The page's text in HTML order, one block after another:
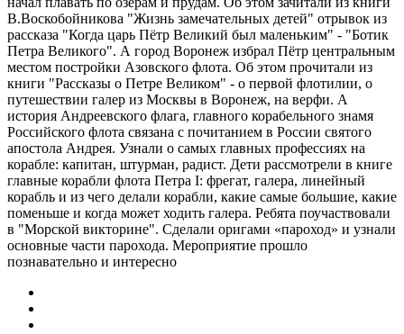
В.Воскобойникова "Жизнь замечательных детей" отрывок из
рассказа "Когда царь Пётр Великий был маленьким" - "Ботик
Петра Великого". А город Воронеж избрал Пётр центральным
местом постройки Азовского флота. Об этом прочитали из
книги "Рассказы о Петре Великом" - о первой флотилии, о
путешествии галер из Москвы в Воронеж, на верфи. А
история Андреевского флага, главного корабельного знамя
Российского флота связана с почитанием в России святого
апостола Андрея. Узнали о самых главных профессиях на
корабле: капитан, штурман, радист. Дети рассмотрели в книге
главные корабли флота Петра I: фрегат, галера, линейный
корабль и из чего делали корабли, какие самые большие, какие
поменьше и когда может ходить галера. Ребята поучаствовали
в "Морской викторине". Сделали оригами «пароход» и узнали
основные части парохода. Мероприятие прошло
познавательно и интересно